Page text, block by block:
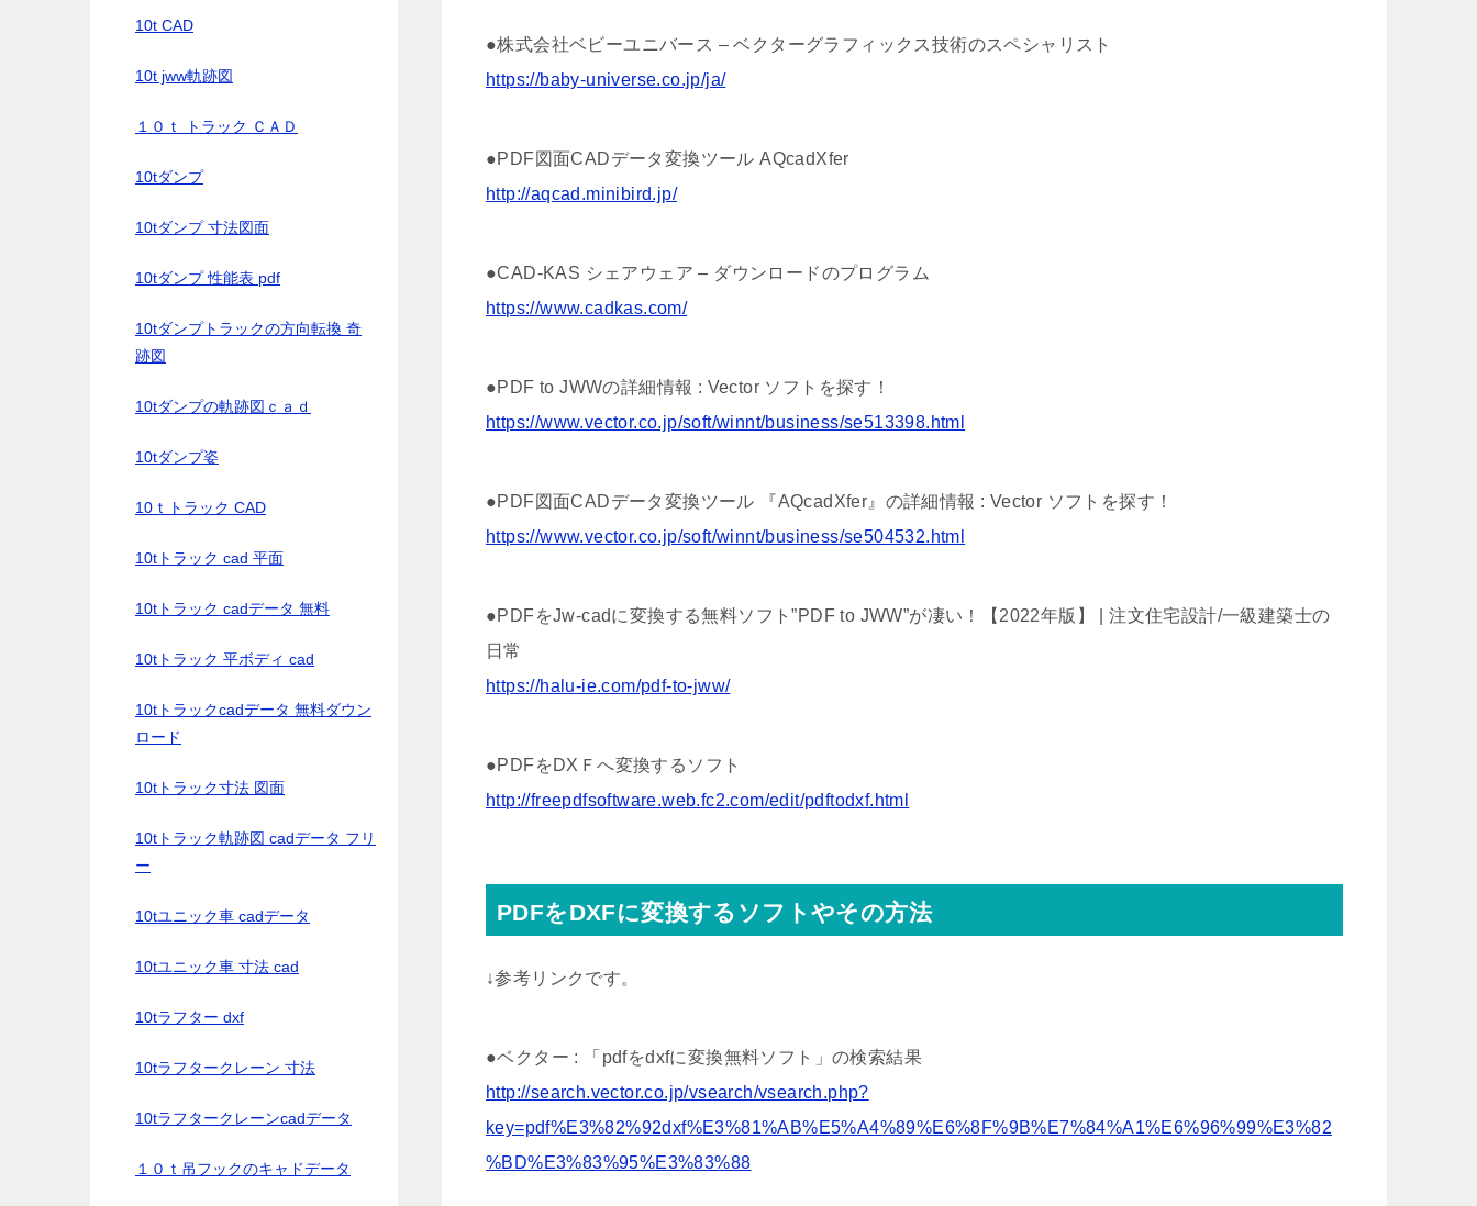
●株式会社ベビーユニバース – ベクターグラフィックス技術のスペシャリスト
https://baby-universe.co.jp/ja/
●PDF図面CADデータ変換ツール AQcadXfer
http://aqcad.minibird.jp/
●CAD-KAS シェアウェア – ダウンロードのプログラム
https://www.cadkas.com/
●PDF to JWWの詳細情報 : Vector ソフトを探す！
https://www.vector.co.jp/soft/winnt/business/se513398.html
●PDF図面CADデータ変換ツール 『AQcadXfer』の詳細情報 : Vector ソフトを探す！
https://www.vector.co.jp/soft/winnt/business/se504532.html
●PDFをJw-cadに変換する無料ソフト”PDF to JWW”が凄い！【2022年版】 | 注文住宅設計/一級建築士の
日常
https://halu-ie.com/pdf-to-jww/
●PDFをDXＦへ変換するソフト
http://freepdfsoftware.web.fc2.com/edit/pdftodxf.html
PDFをDXFに変換するソフトやその方法
↓参考リンクです。
●ベクター : 「pdfをdxfに変換無料ソフト」の検索結果
http://search.vector.co.jp/vsearch/vsearch.php?
key=pdf%E3%82%92dxf%E3%81%AB%E5%A4%89%E6%8F%9B%E7%84%A1%E6%96%99%E3%82
%BD%E3%83%95%E3%83%88
10t CAD
10t jww軌跡図
１０ｔ トラック ＣＡＤ
10tダンプ
10tダンプ 寸法図面
10tダンプ 性能表 pdf
10tダンプトラックの方向転換 奇
跡図
10tダンプの軌跡図ｃａｄ
10tダンプ姿
10ｔトラック CAD
10tトラック cad 平面
10tトラック cadデータ 無料
10tトラック 平ボディ cad
10tトラックcadデータ 無料ダウン
ロード
10tトラック寸法 図面
10tトラック軌跡図 cadデータ フリ
ー
10tユニック車 cadデータ
10tユニック車 寸法 cad
10tラフター dxf
10tラフタークレーン 寸法
10tラフタークレーンcadデータ
１０ｔ吊フックのキャドデータ